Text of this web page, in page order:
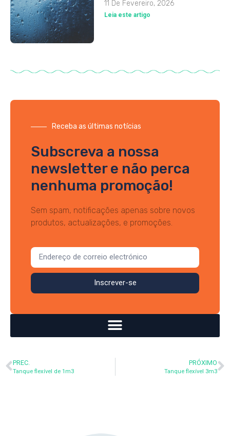
11 De Fevereiro, 2026
Leia este artigo
Receba as últimas notícias
Subscreva a nossa
newsletter e não perca
nenhuma promoção!
Sem spam, notificações apenas sobre novos
produtos, actualizações, e promoções.
Inscrever-se
PREC.
Tanque flexível de 1m3
PRÓXIMO
Tanque flexível 3m3